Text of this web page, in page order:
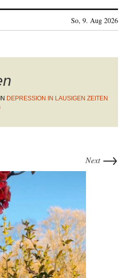
So, 9. Aug 2026
IN DEPRESSION IN LAUSIGEN ZEITEN
Next →